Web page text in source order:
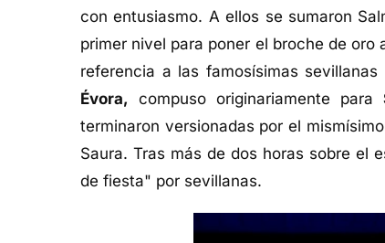
con entusiasmo. A ellos se sumaron
primer nivel para poner el broche de
referencia a las famosísimas
Évora, compuso originariamente para
terminaron versionadas por el
Saura. Tras más de dos horas sobre el
de fiesta" por sevillanas.